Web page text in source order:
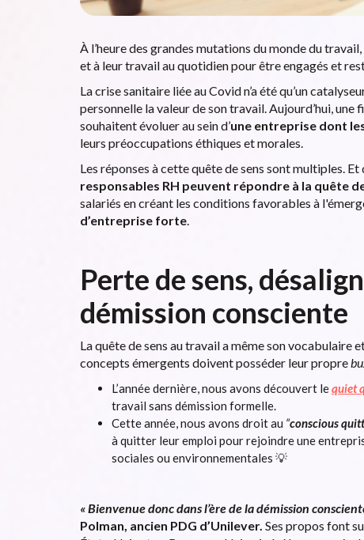
À l’heure des grandes mutations du monde du
et à leur travail au quotidien pour être engagés et
La crise sanitaire liée au Covid n’a été qu’un
personnelle la valeur de son travail. Aujourd’hui,
souhaitent évoluer au sein d’une entreprise dont
leurs préoccupations éthiques et morales.
Les réponses à cette quête de sens sont multiples.
responsables RH peuvent répondre à la quête
salariés en créant les conditions favorables à
d’entreprise forte.
Perte de sens,
démission consciente
La quête de sens au travail a même son vocabulaire
concepts émergents doivent posséder leur propre
L’année dernière, nous avons découvert lequiet
travail sans démission formelle.
Cette année, nous avons droit au “conscious
à quitter leur emploi pour rejoindre une
sociales ou environnementales 💡
«Bienvenue donc dans l’ère de la démission
Polman, ancien PDG d’Unilever. Ses propos font